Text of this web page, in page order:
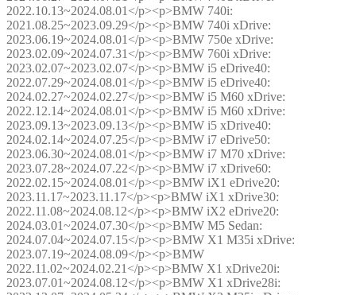
2022.10.13~2024.08.01</p><p>BMW 740i:
2021.08.25~2023.09.29</p><p>BMW 740i xDrive:
2023.06.19~2024.08.01</p><p>BMW 750e xDrive:
2023.02.09~2024.07.31</p><p>BMW 760i xDrive:
2023.02.07~2023.02.07</p><p>BMW i5 eDrive40:
2022.07.29~2024.08.01</p><p>BMW i5 eDrive40:
2024.02.27~2024.02.27</p><p>BMW i5 M60 xDrive:
2022.12.14~2024.08.01</p><p>BMW i5 M60 xDrive:
2023.09.13~2023.09.13</p><p>BMW i5 xDrive40:
2024.02.14~2024.07.25</p><p>BMW i7 eDrive50:
2023.06.30~2024.08.01</p><p>BMW i7 M70 xDrive:
2023.07.28~2024.07.22</p><p>BMW i7 xDrive60:
2022.02.15~2024.08.01</p><p>BMW iX1 eDrive20:
2023.11.17~2023.11.17</p><p>BMW iX1 xDrive30:
2022.11.08~2024.08.12</p><p>BMW iX2 eDrive20:
2024.03.01~2024.07.30</p><p>BMW M5 Sedan:
2024.07.04~2024.07.15</p><p>BMW X1 M35i xDrive:
2023.07.19~2024.08.09</p><p>BMW
2022.11.02~2024.02.21</p><p>BMW X1 xDrive20i:
2023.07.01~2024.08.12</p><p>BMW X1 xDrive28i: